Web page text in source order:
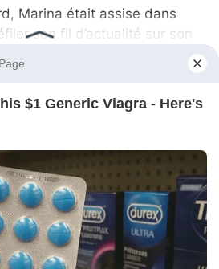
Marina était assise dans
son fil d’actualité sur son
remettait en place. Elle
modeste mais
comme jamais depuis
à cuisiner ce qu’elle
attendait d’elle. Elle
Elle avait retrouvé de
avait laissées de côté
Un message de Viktor.